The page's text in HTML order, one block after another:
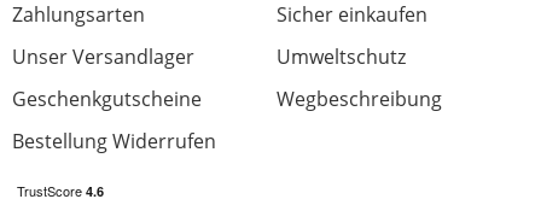
Zahlungsarten
Sicher einkaufen
Unser Versandlager
Umweltschutz
Geschenkgutscheine
Wegbeschreibung
Bestellung Widerrufen